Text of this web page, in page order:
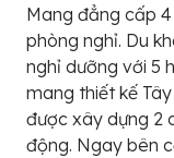
Mang đẳng cấp
phòng nghỉ. Du
nghỉ dưỡng với 5
mang thiết kế
được xây dựng 2
động. Ngay bên